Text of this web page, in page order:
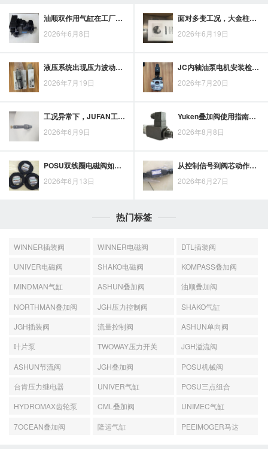
油顺双作用气缸在工厂自动化与机器人执行端的应用场景解析
2026年6月8日
面对多变工况，大金柱塞泵在液压设备中的应用考量
2026年6月19日
液压系统出现压力波动、泄漏或动作异常时，VICKERS插装溢流阀维护如何排查
2026年7月19日
JC内轴油泵电机安装检查要点：同轴度、固定位置、接线与试运行
2026年7月20日
工况异常下，JUFAN工程机械液压油缸故障排查与维修要点
2026年6月9日
Yuken叠加阀使用指南：安装、功能组合与系统配置要点
2026年8月8日
POSU双线圈电磁阀如何为设备稳定运行提供控制支持
2026年6月13日
从控制信号到阀芯动作，理解威格士液压比例阀原理与系统优化要点
2026年6月27日
热门标签
WINNER插装阀 WINNER电磁阀
DTL插装阀
UNIVER电磁阀
SHAKO电磁阀
KOMPASS叠加阀
MINDMAN气缸
ASHUN叠加阀
油顺叠加阀
NORTHMAN叠加阀
JGH压力控制阀
SHAKO气缸
JGH插装阀
流量控制阀
ASHUN单向阀
叶片泵
TWOWAY压力开关
JGH溢流阀
ASHUN节流阀
JGH叠加阀
POSU机械阀
台肯压力继电器
UNIVER气缸
POSU三点组合
HYDROMAX齿轮泵
CML叠加阀
UNIMEC气缸
7OCEAN叠加阀
隆运气缸 PEEIMOGER马达